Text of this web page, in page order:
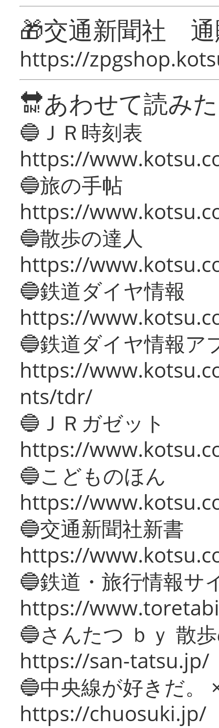
🎁交通新聞社
https://
🔛あわせて読み
🔵ＪＲ時刻表
https://
🔵旅の手帖
https://
🔵散歩の達人
https://
🔵鉄道ダイヤ情報
https://
🔵鉄道ダイヤ情報ア
https://
nts/tdr/
🔵ＪＲガゼット
https://
🔵こどものほん
https://
🔵交通新聞社新書
https://
🔵鉄道・旅行情報サ
https://
🔵さんたつ ｂｙ 散
https://san-tatsu.jp/
🔵中央線が好きだ。
https://chuosuki.jp/